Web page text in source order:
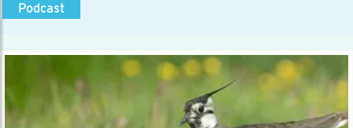
Podcast